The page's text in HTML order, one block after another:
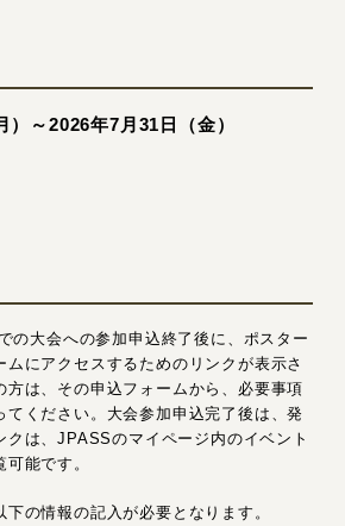
）～2026年7月31日（金）
の大会への参加申込終了後に、ポスター
ムにアクセスするためのリンクが表示さ
方は、その申込フォームから、必要事項
てください。大会参加申込完了後は、発
クは、JPASSのマイページ内のイベント
能です。
の情報の記入が必要となります。